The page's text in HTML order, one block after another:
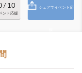
/ 10
ント応援
シェアでイベント応